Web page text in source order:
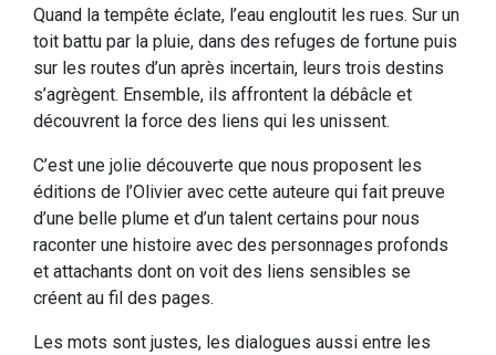
Quand la tempête éclate, l’eau engloutit les rues. Sur un
toit battu par la pluie, dans des refuges de fortune puis
sur les routes d’un après incertain, leurs trois destins
s’agrègent. Ensemble, ils affrontent la débâcle et
découvrent la force des liens qui les unissent.
C’est une jolie découverte que nous proposent les
éditions de l’Olivier avec cette auteure qui fait preuve
d’une belle plume et d’un talent certains pour nous
raconter une histoire avec des personnages profonds
et attachants dont on voit des liens sensibles se
créent au fil des pages.
Les mots sont justes, les dialogues aussi entre les